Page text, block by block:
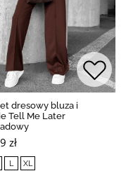
dresowy bluza i
Tell Me Later
zł
L XL